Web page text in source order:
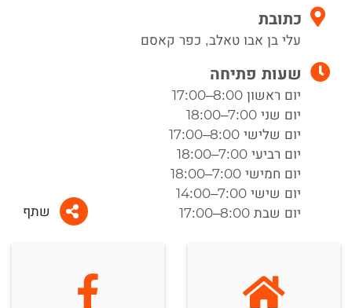
כתובת
עלי בן אבו טאלב, כפר קאסם
שעות פתיחה
יום ראשון 8:00–17:00
יום שני 7:00–18:00
יום שלישי 8:00–17:00
יום רביעי 7:00–18:00
יום חמישי 7:00–18:00
יום שישי 7:00–14:00
יום שבת 8:00–17:00
שתף